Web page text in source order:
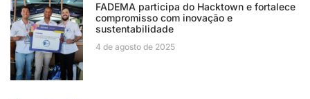
FADEMA participa do Hacktown e fortalece
compromisso com inovação e
sustentabilidade
4 de agosto de 2025